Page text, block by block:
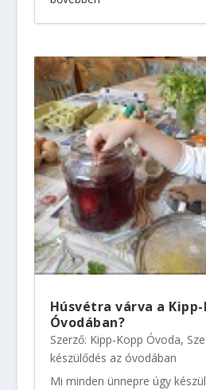
Húsvétra várva a Kipp-
Óvodában?
Szerző: Kipp-Kopp Óvoda,
készülődés az óvodában
Mi minden ünnepre úgy